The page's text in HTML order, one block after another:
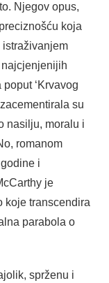
Njegov opus,
koja
najcjenjenijih
‘Krvavog
su
nasilju, moralu i
romanom
i
je
koje transcendira
parabola o
sprženu i